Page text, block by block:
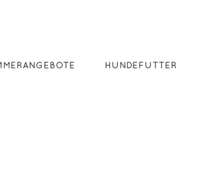
HUNDEFUTTER